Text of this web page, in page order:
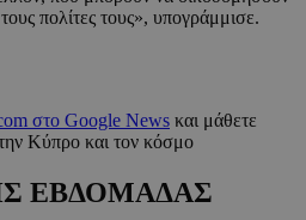
πολίτες τους», υπογράμμισε.
στο Google News και μάθετε
την Κύπρο και τον κόσμο
ΕΒΔΟΜΑΔΑΣ